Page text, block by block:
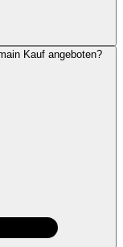
Kauf angeboten?